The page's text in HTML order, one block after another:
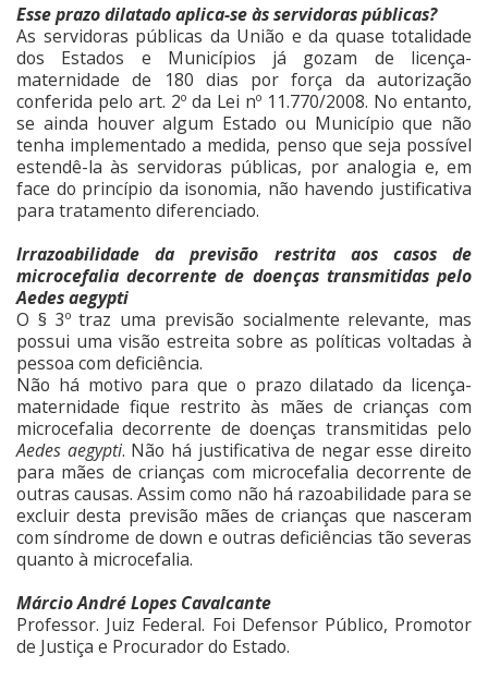
Esse prazo dilatado aplica-se às servidoras públicas?
As servidoras públicas da União e da quase totalidade
dos Estados e Municípios já gozam de licença-
maternidade de 180 dias por força da autorização
conferida pelo art. 2º da Lei nº 11.770/2008. No entanto,
se ainda houver algum Estado ou Município que não
tenha implementado a medida, penso que seja possível
estendê-la às servidoras públicas, por analogia e, em
face do princípio da isonomia, não havendo justificativa
para tratamento diferenciado.
Irrazoabilidade da previsão restrita aos casos de
microcefalia decorrente de doenças transmitidas pelo
Aedes aegypti
O § 3º traz uma previsão socialmente relevante, mas
possui uma visão estreita sobre as políticas voltadas à
pessoa com deficiência.
Não há motivo para que o prazo dilatado da licença-
maternidade fique restrito às mães de crianças com
microcefalia decorrente de doenças transmitidas pelo
Aedes aegypti. Não há justificativa de negar esse direito
para mães de crianças com microcefalia decorrente de
outras causas. Assim como não há razoabilidade para se
excluir desta previsão mães de crianças que nasceram
com síndrome de down e outras deficiências tão severas
quanto à microcefalia.
Márcio André Lopes Cavalcante
Professor. Juiz Federal. Foi Defensor Público, Promotor
de Justiça e Procurador do Estado.